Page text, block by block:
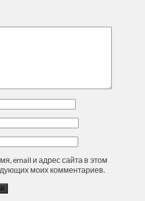
email и адрес сайта в этом
моих комментариев.